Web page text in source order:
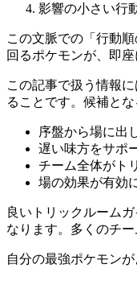
影響の小さい行
この文脈での「行動
回るポケモンが、即座
この記事で扱う情報
ることです。候補と
序盤から場に出
遅い味方をサポ
チーム全体がト
場の効果が有効
良いトリックルーム
なります。多くのチ
自分の最強ポケモン